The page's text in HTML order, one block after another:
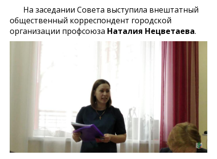
На заседании Совета выступила внештатный
общественный корреспондент городской
организации профсоюза Наталия Нецветаева.